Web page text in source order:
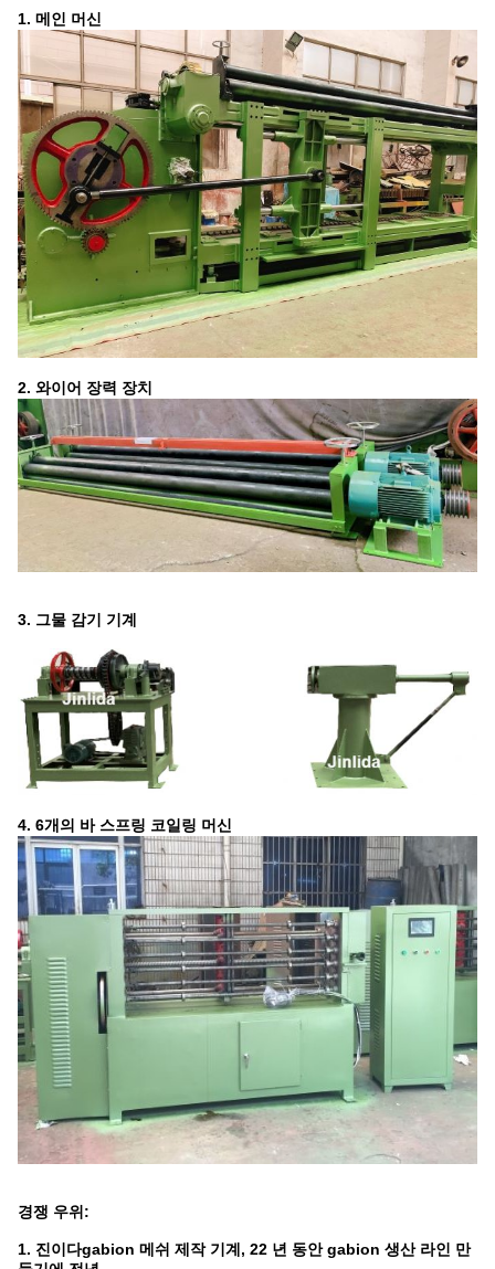
1. 메인 머신
2. 와이어 장력 장치
3. 그물 감기 기계
4. 6개의 바 스프링 코일링 머신
경쟁 우위:
1. 진이다gabion 메쉬 제작 기계, 22 년 동안 gabion 생산 라인 만